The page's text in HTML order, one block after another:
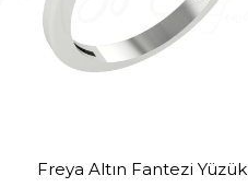
Freya Altın Fantezi Yüzük